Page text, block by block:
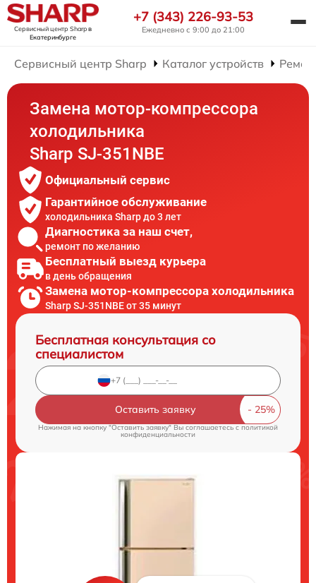
Сервисный центр Sharpв
Екатеринбурге
+7 (343) 226-93-53
Ежедневно с 9:00 до 21:00
Сервисный центр Sharp Каталог устройств
Замена мотор-компрессора
холодильника
Sharp SJ-351NBE
Официальный сервис
Гарантийное обслуживание
холодильника Sharp до 3 лет
Диагностика за наш счет,
ремонт по желанию
Бесплатный выезд курьера
в день обращения
Замена мотор-компрессора холодильника
Sharp SJ-351NBE от 35 минут
Бесплатная консультация со
специалистом
Оставить заявку
Нажимая на кнопку "Оставить заявку" Вы соглашаетесь cполитикой
конфиденциальности